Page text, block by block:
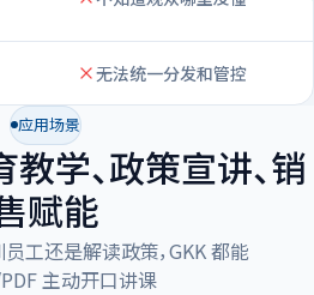
无法统一分发和管控
应用场景
学、政策宣讲、销
赋能
工还是解读政策，GKK 都能
主动开口讲课